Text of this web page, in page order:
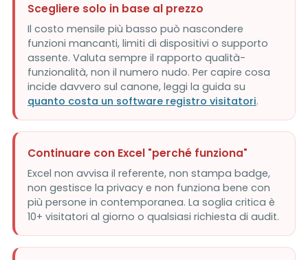
Scegliere solo in base al prezzo
Il costo mensile più basso può nascondere
funzioni mancanti, limiti di dispositivi o supporto
assente. Valuta sempre il rapporto qualità-
funzionalità, non il numero nudo. Per capire cosa
incide davvero sul canone, leggi la guida su
quanto costa un software registro visitatori.
Continuare con Excel "perché funziona"
Excel non avvisa il referente, non stampa badge,
non gestisce la privacy e non funziona bene con
più persone in contemporanea. La soglia critica è
10+ visitatori al giorno o qualsiasi richiesta di audit.